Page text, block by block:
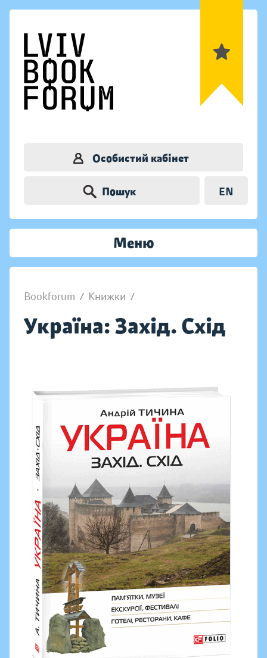
Особистий кабінет
Пошук EN
Меню
Bookforum / Книжки /
Україна: Захід. Схід